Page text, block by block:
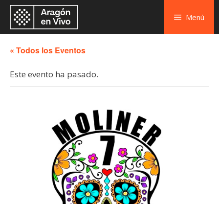
Menú
« Todos los Eventos
Este evento ha pasado.